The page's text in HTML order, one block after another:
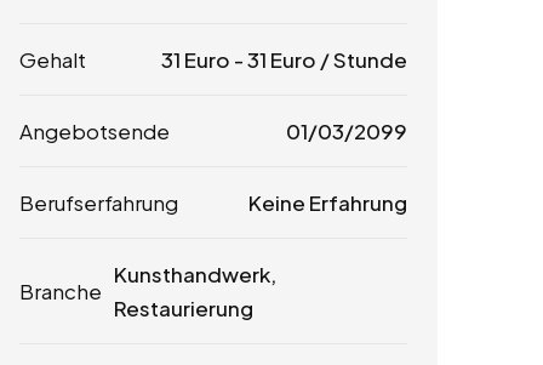
Gehalt 31 Euro -31 Euro / Stunde
Angebotsende 01/03/2099
Berufserfahrung Keine Erfahrung
Branche
Kunsthandwerk,
Restaurierung